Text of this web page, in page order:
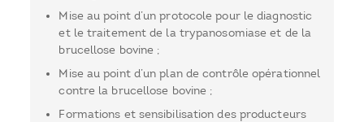
Mise au point d’un protocole pour le diagnostic
et le traitement de la trypanosomiase et de la
brucellose bovine ;
Mise au point d’un plan de contrôle opérationnel
contre la brucellose bovine ;
Formations et sensibilisation des producteurs